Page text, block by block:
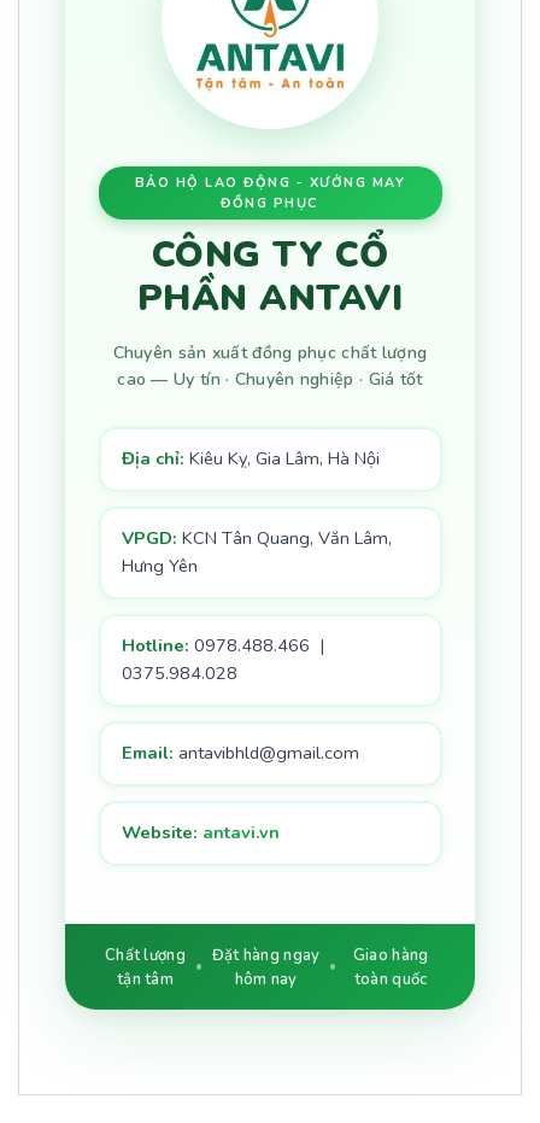
BẢO HỘ LAO ĐỘNG - XƯỞNG MAY
ĐỒNG PHỤC
CÔNG TY CỔ
PHẦN ANTAVI
Chuyên sản xuất đồng phục chất lượng
cao — Uy tín · Chuyên nghiệp · Giá tốt
Địa chỉ: Kiêu Kỵ, Gia Lâm, Hà Nội
VPGD: KCN Tân Quang, Văn Lâm,
Hưng Yên
Hotline: 0978.488.466 |
0375.984.028
Email: antavibhld@gmail.com
Website: antavi.vn
Chất lượng
tận tâm
Đặt hàng ngay
hôm nay
Giao hàng
toàn quốc